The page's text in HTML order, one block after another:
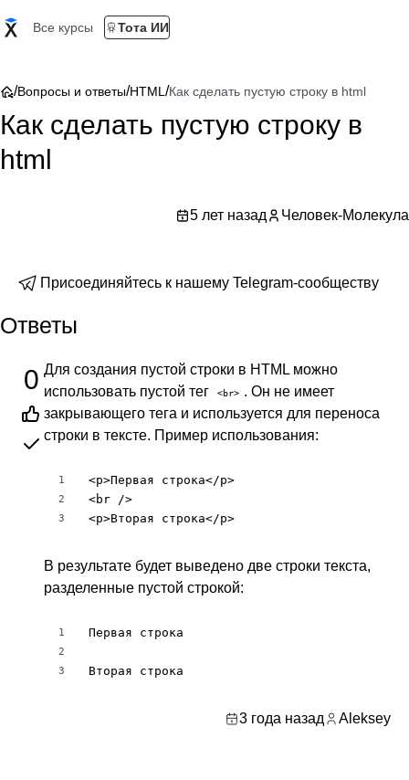
Все курсы Тота ИИ
/Вопросы и ответы/HTML /Как сделать пустую строку в html
Как сделать пустую строку в
html
5 лет назад Человек-Молекула
Присоединяйтесь к нашему Telegram-сообществу
Ответы
0 Для создания пустой строки в HTML можно
использовать пустой тег
<br> . Он не имеет
закрывающего тега и используется для переноса
строки в тексте. Пример использования:
1
2
3
<p>Первая строка</p>
<br />
<p>Вторая строка</p>
В результате будет выведено две строки текста,
разделенные пустой строкой:
1
2
3
Первая строка
Вторая строка
3 года назад Aleksey